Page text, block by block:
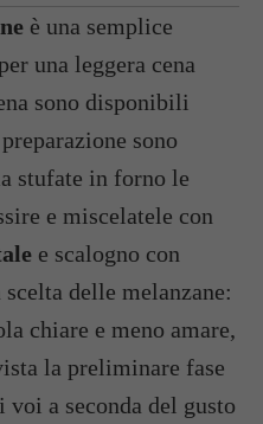
è una semplice
una leggera cena
sono disponibili
sono
stufate in forno le
e miscelatele con
e scalogno con
delle melanzane:
chiare e meno amare,
la preliminare fase
a seconda del gusto